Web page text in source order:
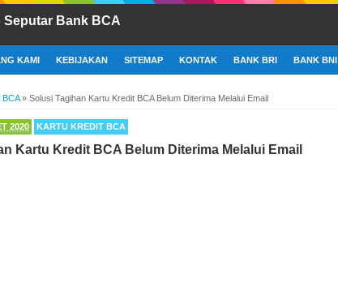
Seputar Bank BCA
KAMI KEBIJAKAN SITEMAP KONTAK BANK BRI BANK BNI
BCA» Solusi Tagihan Kartu Kredit BCA Belum Diterima Melalui Email
2020 KARTU KREDIT BCA
Kartu Kredit BCA Belum Diterima Melalui Email